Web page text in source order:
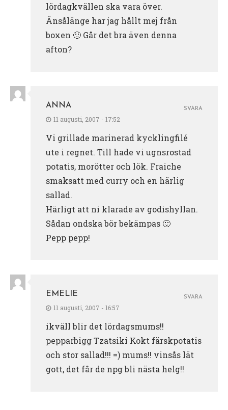
lördagkvällen ska vara över.
Änsålänge har jag hållt mej från
boxen 🙂 Går det bra även denna
afton?
ANNA
11 augusti, 2007 - 17:52
Vi grillade marinerad kycklingfilé
ute i regnet. Till hade vi ugnsrostad
potatis, morötter och lök. Fraiche
smaksatt med curry och en härlig
sallad.
Härligt att ni klarade av godishyllan.
Sådan ondska bör bekämpas 🙂
Pepp pepp!
SVARA
EMELIE
11 augusti, 2007 - 16:57
ikväll blir det lördagsmums!!
pepparbigg Tzatsiki Kokt färskpotatis
och stor sallad!!! =) mums!! vinsås lät
gott, det får de npg bli nästa helg!!
SVARA